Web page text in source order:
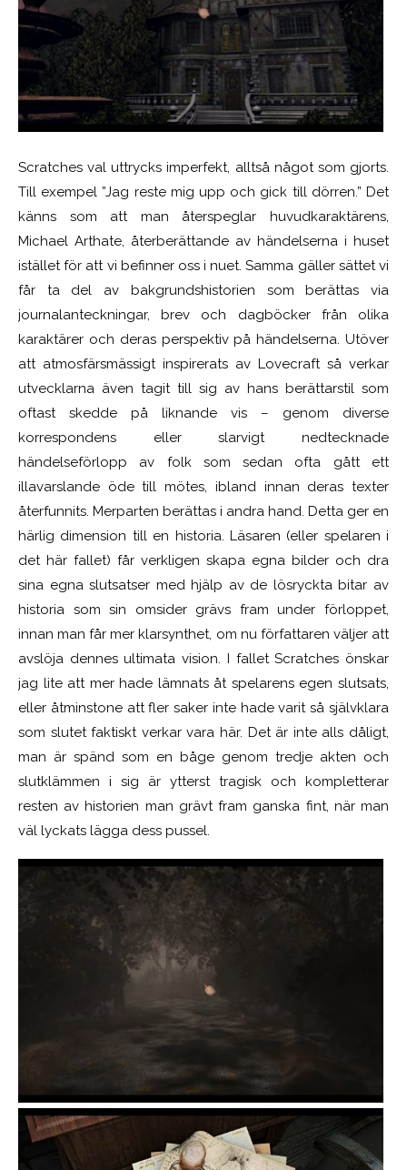
Scratches val uttrycks imperfekt, alltså något som gjorts.
Till exempel ”Jag reste mig upp och gick till dörren.” Det
känns som att man återspeglar huvudkaraktärens,
Michael Arthate, återberättande av händelserna i huset
istället för att vi befinner oss i nuet. Samma gäller sättet vi
får ta del av bakgrundshistorien som berättas via
journalanteckningar, brev och dagböcker från olika
karaktärer och deras perspektiv på händelserna. Utöver
att atmosfärsmässigt inspirerats av Lovecraft så verkar
utvecklarna även tagit till sig av hans berättarstil som
oftast skedde på liknande vis – genom diverse
korrespondens eller slarvigt nedtecknade
händelseförlopp av folk som sedan ofta gått ett
illavarslande öde till mötes, ibland innan deras texter
återfunnits. Merparten berättas i andra hand. Detta ger en
härlig dimension till en historia. Läsaren (eller spelaren i
det här fallet) får verkligen skapa egna bilder och dra
sina egna slutsatser med hjälp av de lösryckta bitar av
historia som sin omsider grävs fram under förloppet,
innan man får mer klarsynthet, om nu författaren väljer att
avslöja dennes ultimata vision. I fallet Scratches önskar
jag lite att mer hade lämnats åt spelarens egen slutsats,
eller åtminstone att fler saker inte hade varit så självklara
som slutet faktiskt verkar vara här. Det är inte alls dåligt,
man är spänd som en båge genom tredje akten och
slutklämmen i sig är ytterst tragisk och kompletterar
resten av historien man grävt fram ganska fint, när man
väl lyckats lägga dess pussel.